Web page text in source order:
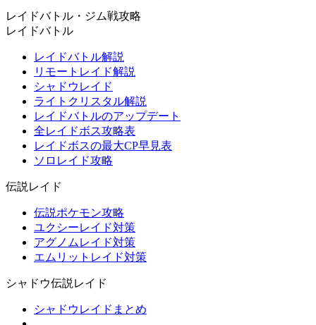
レイドバトル・ジム戦攻略
レイドバトル
レイドバトル解説
リモートレイド解説
シャドウレイド
ライトクリスタル解説
レイドバトルのアップデート
全レイドボス攻略表
レイドボスの最大CP早見表
ソロレイド攻略
伝説レイド
伝説ポケモン攻略
ユクシーレイド対策
アグノムレイド対策
エムリットレイド対策
シャドウ伝説レイド
シャドウレイドまとめ